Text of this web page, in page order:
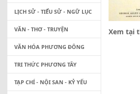
Xem tại
LỊCH SỬ - TIỂU SỬ - NGỮ LỤC
VĂN - THƠ - TRUYỆN
VĂN HÓA PHƯƠNG ĐÔNG
TRI THỨC PHƯƠNG TÂY
TẠP CHÍ - NỘI SAN - KỶ YẾU